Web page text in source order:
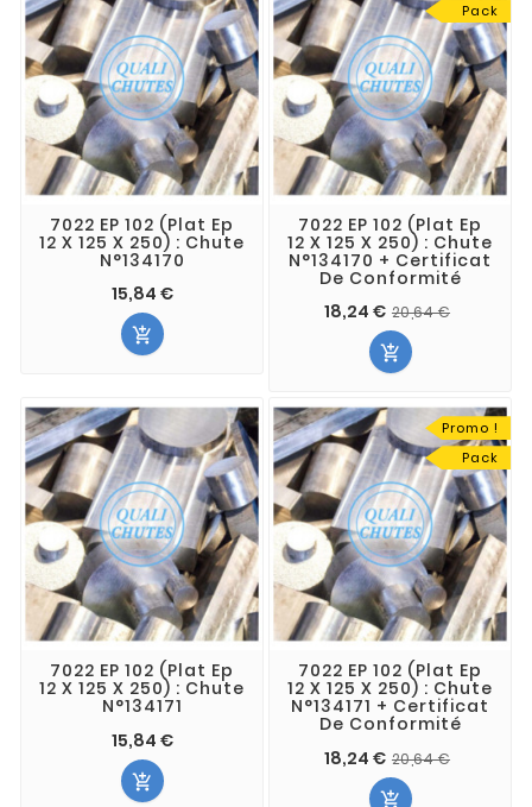
7022 EP 102 (Plat Ep
12 X 125 X 250) : Chute
N°134170
15,84 €

Pack
7022 EP 102 (Plat Ep
12 X 125 X 250) : Chute
N°134170 + Certificat
De Conformité
18,24 € 20,64 €

7022 EP 102 (Plat Ep
12 X 125 X 250) : Chute
N°134171
15,84 €

Promo !
Pack
7022 EP 102 (Plat Ep
12 X 125 X 250) : Chute
N°134171 + Certificat
De Conformité
18,24 € 20,64 €
